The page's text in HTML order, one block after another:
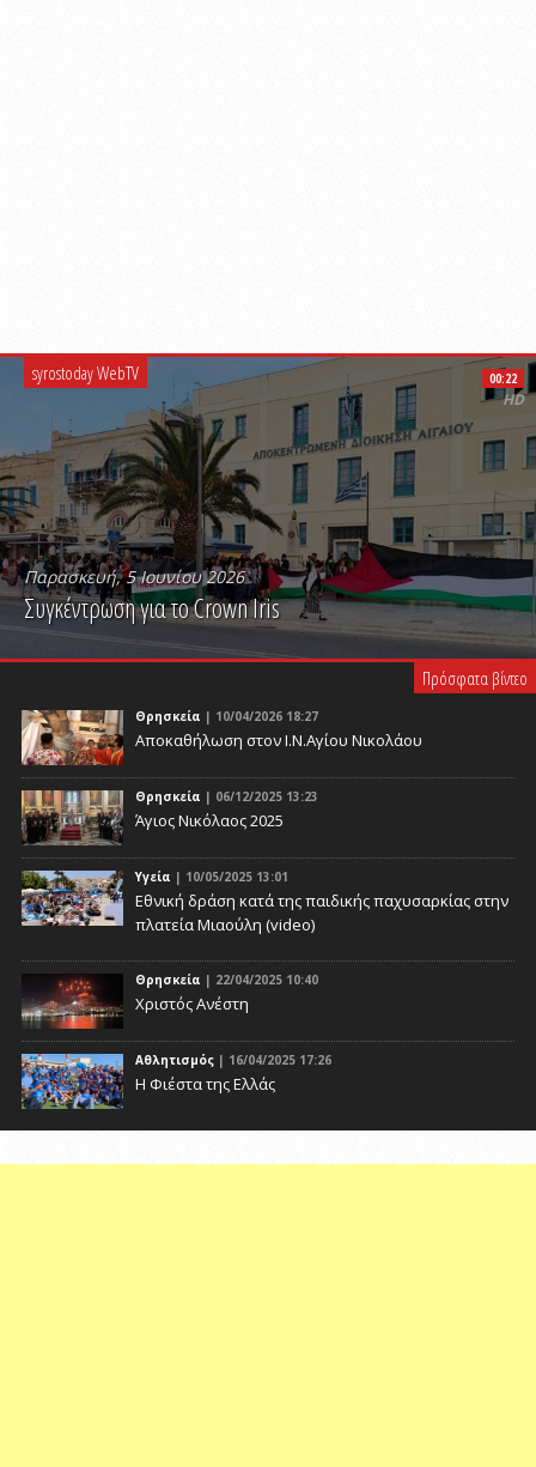
syrostoday WebTV
Παρασκευή, 5 Ιουνίου 2026
Συγκέντρωση για το Crown Iris
PLAY VIDEO
00:22
HD
Πρόσφατα βίντεο
Θρησκεία | 10/04/2026 18:27
Αποκαθήλωση στον Ι.Ν.Αγίου Νικολάου
Θρησκεία | 06/12/2025 13:23
Άγιος Νικόλαος 2025
Υγεία | 10/05/2025 13:01
Eθνική δράση κατά της παιδικής παχυσαρκίας στην
πλατεία Μιαούλη (video)
Θρησκεία | 22/04/2025 10:40
Χριστός Ανέστη
Αθλητισμός | 16/04/2025 17:26
Η Φιέστα της Ελλάς